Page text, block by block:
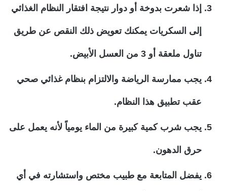
إذا شعرت بدوخة أو دوار نتيجة افتقار النظام الغذائي
إلى السكريات يمكنك تعويض ذلك النقص عن طريق
تناول ملعقة أو 3 من العسل الأبيض.
يجب ممارسة الرياضة والالتزام بنظام غذائي صحي
عقب تطبيق هذا النظام.
يجب شرب كمية كبيرة من الماء يومياً لأنه يعمل على
حرق الدهون.
يفضل المتابعة مع طبيب مختص واستشارته في أي